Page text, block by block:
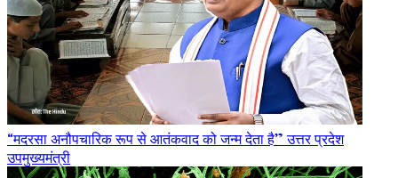
“मदरसा अनौपचारिक रूप से आतंकवाद को जन्म देता है” उत्तर प्रदेश
उपमुख्यमंत्री